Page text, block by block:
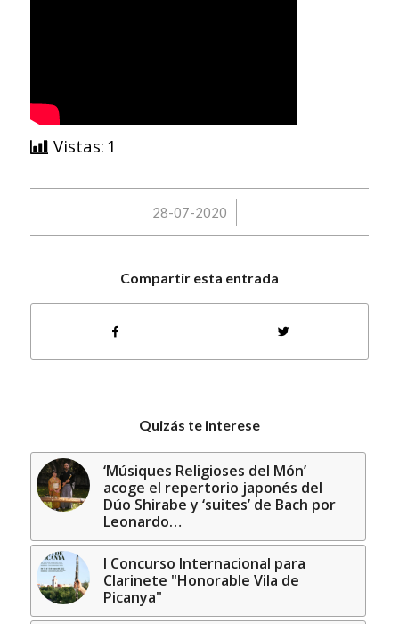
Vistas: 1
28-07-2020
/
Compartir esta entrada
Quizás te interese
‘Músiques Religioses del Món’
acoge el repertorio japonés del
Dúo Shirabe y ‘suites’ de Bach por
Leonardo…
I Concurso Internacional para
Clarinete "Honorable Vila de
Picanya"